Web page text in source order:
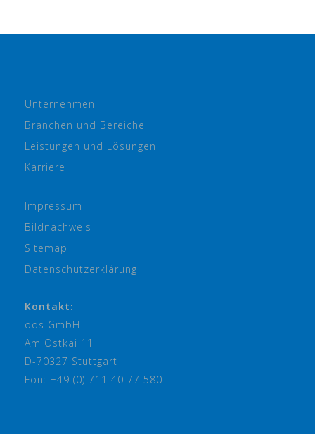
Unternehmen
Branchen und Bereiche
Leistungen und Lösungen
Karriere
Impressum
Bildnachweis
Sitemap
Datenschutzerklärung
Kontakt:
ods GmbH
Am Ostkai 11
D-70327 Stuttgart
Fon: +49 (0) 711 40 77 580